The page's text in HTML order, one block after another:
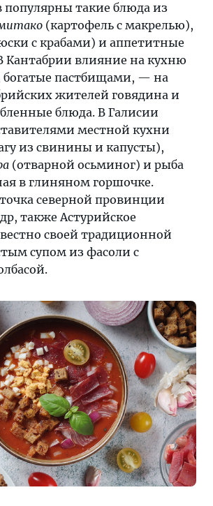
популярны такие блюда из
(картофель с макрелью),
с крабами) и аппетитные
Кантабрии влияние на кухню
богатые пастбищами, — на
жителей говядина и
блюда. В Галисии
местной кухни
из свинины и капусты),
(отварной осьминог) и рыба
в глиняном горшочке.
северной провинции
также Астурийское
своей традиционной
супом из фасоли с